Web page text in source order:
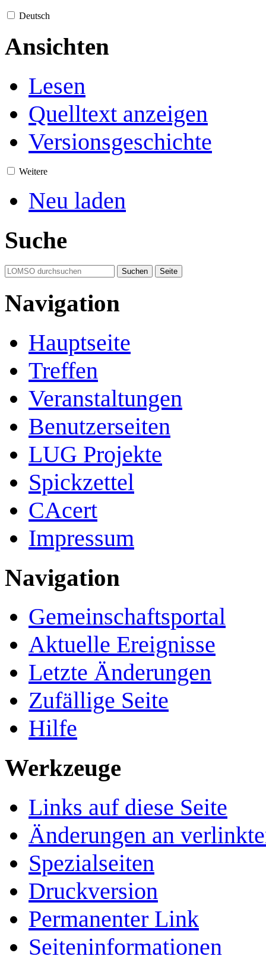
Deutsch
Ansichten
Lesen
Quelltext anzeigen
Versionsgeschichte
Weitere
Neu laden
Suche
Navigation
Hauptseite
Treffen
Veranstaltungen
Benutzerseiten
LUG Projekte
Spickzettel
CAcert
Impressum
Navigation
Gemeinschafts­portal
Aktuelle Ereignisse
Letzte Änderungen
Zufällige Seite
Hilfe
Werkzeuge
Links auf diese Seite
Änderungen an
Spezialseiten
Druckversion
Permanenter Link
Seiten­­informationen